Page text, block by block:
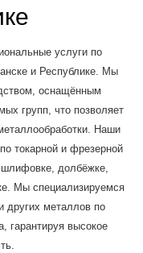
услуги по
и Республике. Мы
оснащённым
групп, что позволяет
Наши
токарной и фрезерной
долбёжке,
Мы специализируемся
других металлов по
гарантируя высокое